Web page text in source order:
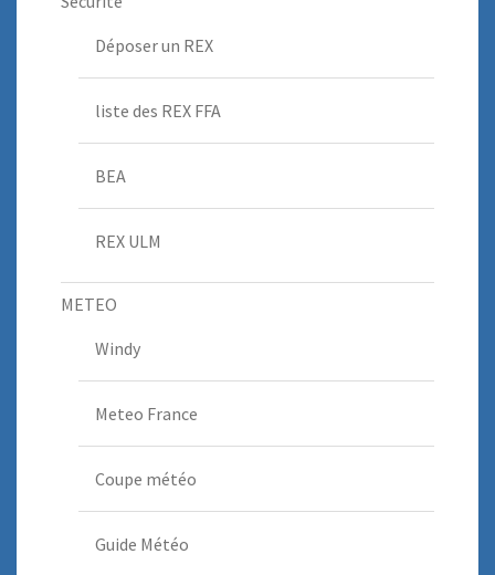
Déposer un REX
liste des REX FFA
BEA
REX ULM
METEO
Windy
Meteo France
Coupe météo
Guide Météo